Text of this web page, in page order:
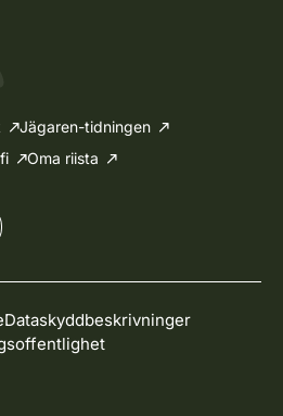
Jägaren-tidningen
Oma riista
Dataskyddbeskrivninger